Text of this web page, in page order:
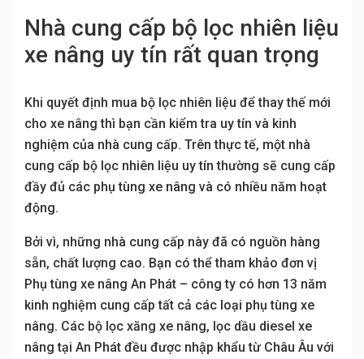
Nhà cung cấp bộ lọc nhiên liệu
xe nâng uy tín rất quan trọng
Khi quyết định mua bộ lọc nhiên liệu để thay thế mới
cho xe nâng thì bạn cần kiểm tra uy tín và kinh
nghiệm của nhà cung cấp. Trên thực tế, một nhà
cung cấp bộ lọc nhiên liệu uy tín thường sẽ cung cấp
đầy đủ các phụ tùng xe nâng và có nhiều năm hoạt
động.
Bởi vì, những nhà cung cấp này đã có nguồn hàng
sẵn, chất lượng cao. Bạn có thể tham khảo đơn vị
Phụ tùng xe nâng An Phát – công ty có hơn 13 năm
kinh nghiệm cung cấp tất cả các loại phụ tùng xe
nâng. Các bộ lọc xăng xe nâng, lọc dầu diesel xe
nâng tại An Phát đều được nhập khẩu từ Châu Âu với